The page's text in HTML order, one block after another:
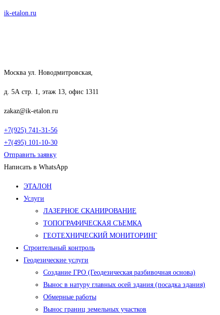
Перейти
ik-etalon.ru
Москва ул. Новодмитровская,
д. 5А стр. 1, этаж 13, офис 1311
zakaz@ik-etalon.ru
+7(925) 741-31-56
+7(495) 101-10-30
Отправить заявку
Написать в WhatsApp
Меню
ЭТАЛОН
Услуги
ЛАЗЕРНОЕ СКАНИРОВАНИЕ
ТОПОГРАФИЧЕСКАЯ СЪЕМКА
ГЕОТЕХНИЧЕСКИЙ МОНИТОРИНГ
Строительный контроль
Геодезические услуги
Создание ГРО (Геодезическая разбивочная основа)
Вынос в натуру главных осей здания (посадка здания)
Обмерные работы
Вынос границ земельных участков